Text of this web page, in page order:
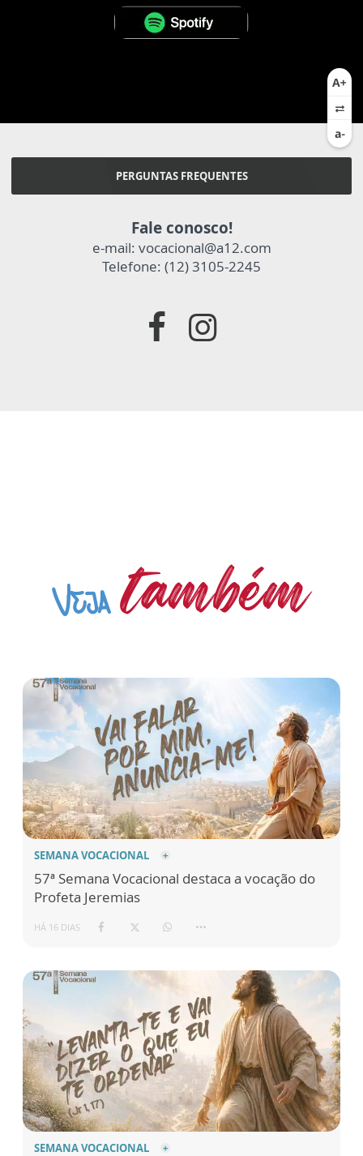
PERGUNTAS FREQUENTES
Fale conosco!
e-mail: vocacional@a12.com
Telefone: (12) 3105-2245
Veja também
SEMANA VOCACIONAL
57ª Semana Vocacional destaca a vocação do
Profeta Jeremias
HÁ 16 DIAS
SEMANA VOCACIONAL